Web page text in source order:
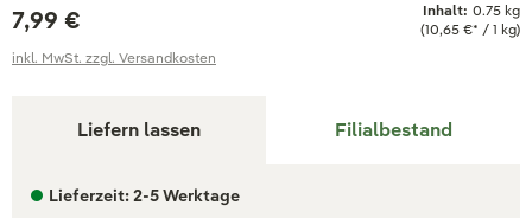
7,99 € Inhalt: 0.75 kg
(10,65 €* / 1 kg)
inkl. MwSt. zzgl. Versandkosten
Liefern lassen Filialbestand
Lieferzeit: 2-5 Werktage